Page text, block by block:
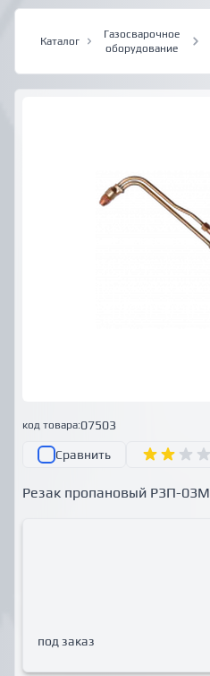
Каталог
Газосварочное
оборудование
код товара:07503
Сравнить
Резак пропановый Р3П-03М
под заказ